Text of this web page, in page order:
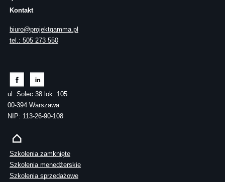
Kontakt
biuro@projektgamma.pl
tel.: 505 273 550
ul. Solec 38 lok. 105
00-394 Warszawa
NIP: 113-26-90-108
Szkolenia zamknięte
Szkolenia menedżerskie
Szkolenia sprzedażowe